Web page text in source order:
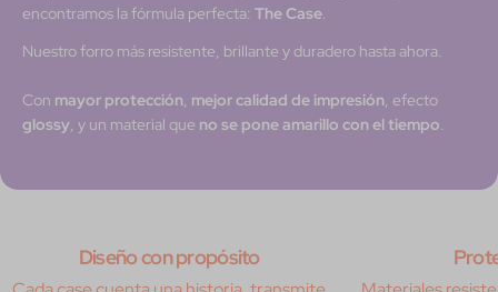
encontramos la fórmula perfecta: The Case
Nuestro forro más resistente, brillante y duradero hasta ahora.
Con mayor protección mejor calidad de impresión , efecto
glossy , y un material que no se pone amarillo con el tiempo
Diseño con propósito